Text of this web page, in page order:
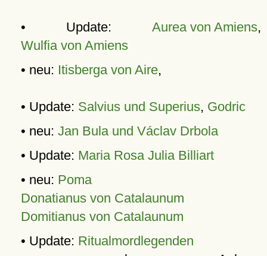
• Update: Aurea von Amiens,
Wulfia von Amiens
• neu: Itisberga von Aire,
• Update: Salvius und Superius, Godric
• neu: Jan Bula und Václav Drbola
• Update: Maria Rosa Julia Billiart
• neu: Poma
Donatianus von Catalaunum
Domitianus von Catalaunum
• Update: Ritualmordlegenden